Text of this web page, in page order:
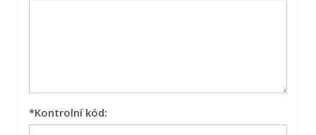
*Kontrolní kód: